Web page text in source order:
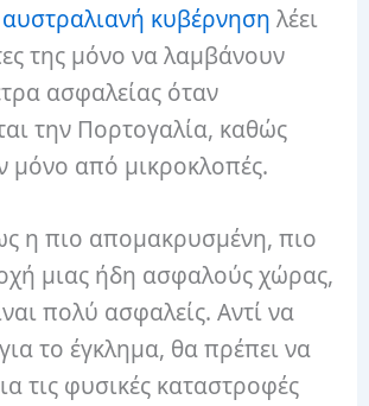
αυστραλιανή κυβέρνηση λέει
της μόνο να λαμβάνουν
ασφαλείας όταν
την Πορτογαλία, καθώς
μόνο από μικροκλοπές.
η πιο απομακρυσμένη, πιο
μιας ήδη ασφαλούς χώρας,
πολύ ασφαλείς. Αντί να
το έγκλημα, θα πρέπει να
τις φυσικές καταστροφές